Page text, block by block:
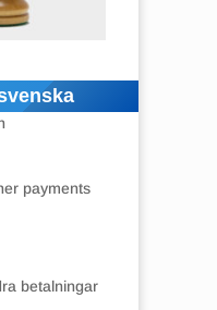
payments
betalningar